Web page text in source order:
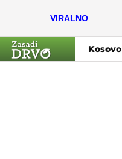
VIRALNO
Kosovo